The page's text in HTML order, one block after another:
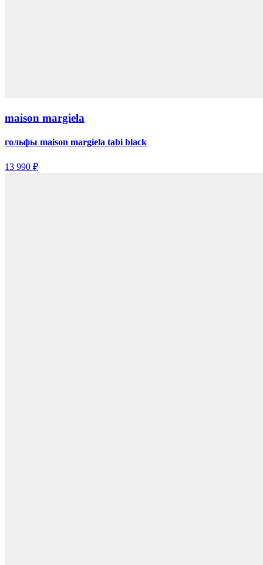
maison margiela
гольфы maison margiela tabi black
13 990 ₽